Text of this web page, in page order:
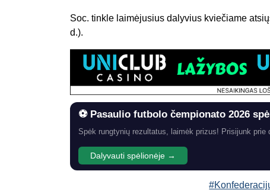
Soc. tinkle laimėjusius dalyvius kviečiame
d.).
⚽ Pasaulio futbolo čempionato 2026
Spėk rungtynių rezultatus, laimėk prizus! Prisijunk prie
Dalyvauti spėlionėje →